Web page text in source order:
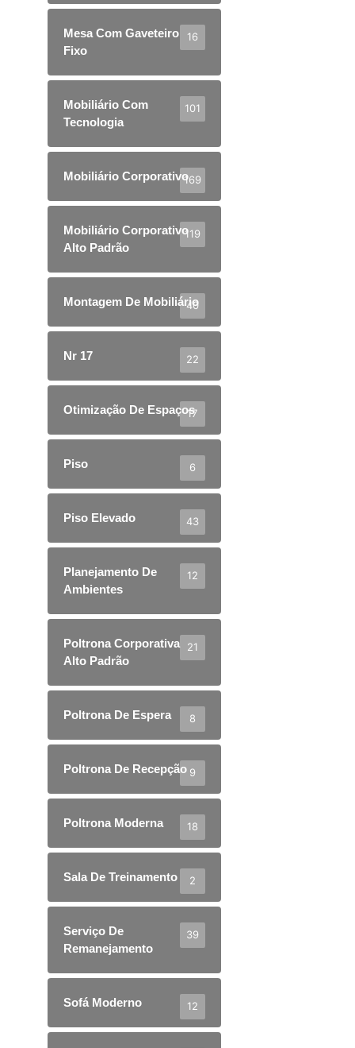
Mesa Com Gaveteiro
Fixo
16
Mobiliário Com
Tecnologia
101
Mobiliário Corporativo169
Mobiliário Corporativo
Alto Padrão
119
Montagem De Mobiliário
40
Nr 17 22
Otimização De Espaços
17
Piso 6
Piso Elevado 43
Planejamento De
Ambientes
12
Poltrona Corporativa
Alto Padrão
21
Poltrona De Espera 8
Poltrona De Recepção 9
Poltrona Moderna 18
Sala De Treinamento 2
Serviço De
Remanejamento
39
Sofá Moderno 12